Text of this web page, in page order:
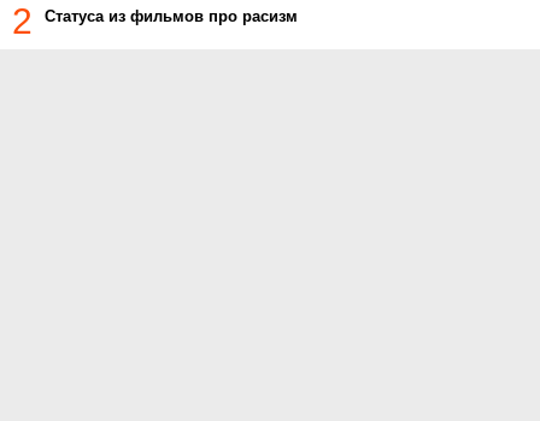
2 Статуса из фильмов про расизм